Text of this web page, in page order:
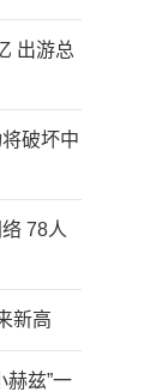
出游总
破坏中
78人
新高
赫兹”一